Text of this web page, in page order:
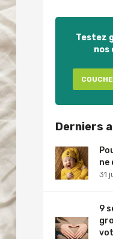
Testez
nos
Derniers
ne
31
9